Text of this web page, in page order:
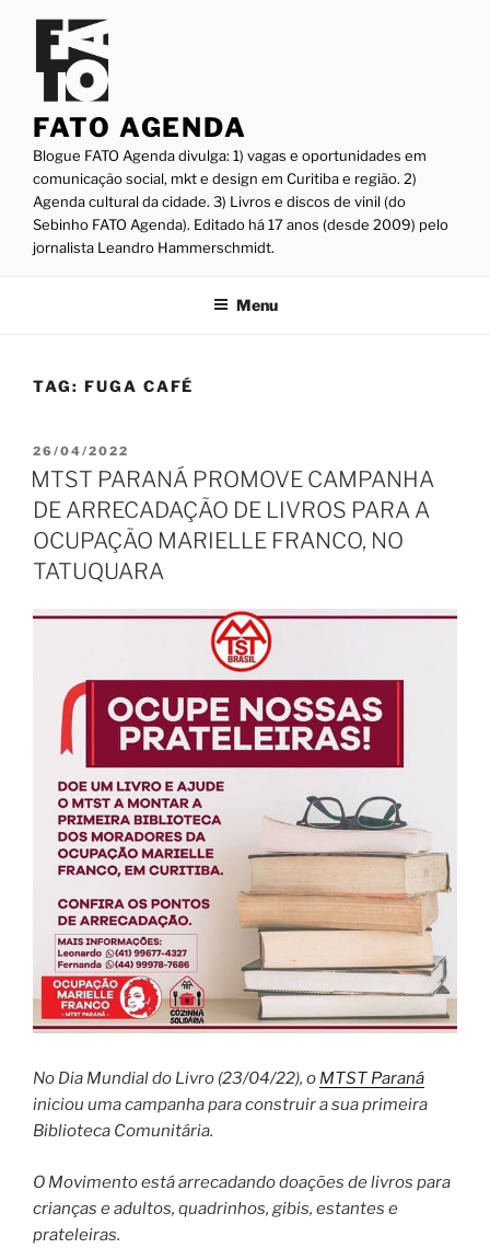
conteúdo
FATO AGENDA
Blogue FATO Agenda divulga: 1) vagas e oportunidades em
comunicação social, mkt e design em Curitiba e região. 2)
Agenda cultural da cidade. 3) Livros e discos de vinil (do
Sebinho FATO Agenda). Editado há 17 anos (desde 2009) pelo
jornalista Leandro Hammerschmidt.
Menu
TAG: FUGA CAFÉ
PUBLICADO
EM
26/04/2022
MTST PARANÁ PROMOVE CAMPANHA
DE ARRECADAÇÃO DE LIVROS PARA A
OCUPAÇÃO MARIELLE FRANCO, NO
TATUQUARA
No Dia Mundial do Livro (23/04/22), o MTST Paraná
iniciou uma campanha para construir a sua primeira
Biblioteca Comunitária.
O Movimento está arrecadando doações de livros para
crianças e adultos, quadrinhos, gibis, estantes e
prateleiras.